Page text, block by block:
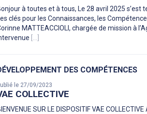
à toutes et à tous, Le 28 avril 2025
clés pour les Connaissances, les
MATTEACCIOLI, chargée de mission à
[...]
DES COMPÉTENCES
le 27/09/2023
COLLECTIVE
SUR LE DISPOSITIF VAE